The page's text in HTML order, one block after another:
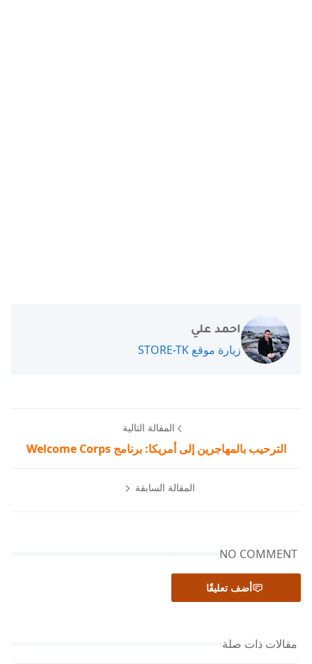
احمد علي
زيارة موقع STORE-TK
المقالة التالية
الترحيب بالمهاجرين إلى أمريكا: برنامج Welcome Corps
المقالة السابقة
NO COMMENT
أضف تعليقًا
مقالات ذات صلة